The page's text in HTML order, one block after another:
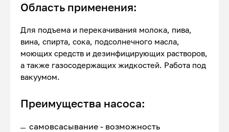
Область применения:
Для подъема и перекачивания молока, пива,
вина, спирта, сока, подсолнечного масла,
моющих средств и дезинфицирующих растворов,
а также газосодержащих жидкостей. Работа под
вакуумом.
Преимущества насоса:
самовсасывание - возможность